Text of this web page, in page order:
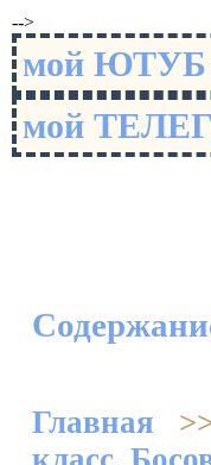
-->
мой ЮТУБ
мой
Главная